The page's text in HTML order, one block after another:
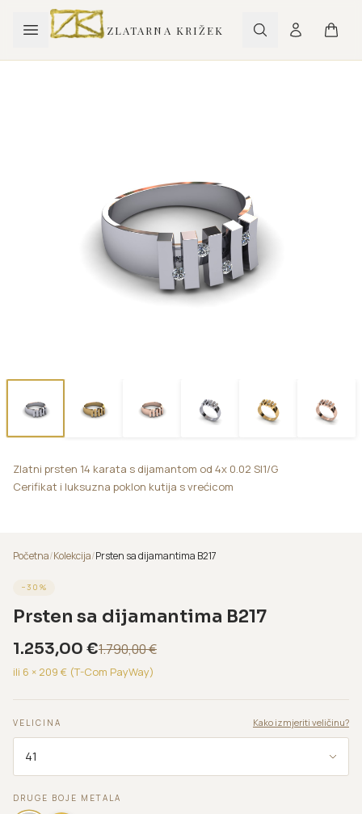
ZLATARNA KRIŽEK
Zlatni prsten 14 karata s dijamantom od 4x 0.02 SI1/G
Cerifikat i luksuzna poklon kutija s vrećicom
Početna/Kolekcija/Prsten sa dijamantima B217
−30 %
Prsten sa dijamantima B217
1.253,00 €1.790,00€
ili 6 × 209 € (T-Com PayWay)
VELICINA Kako izmjeriti veličinu?
DRUGE BOJE METALA